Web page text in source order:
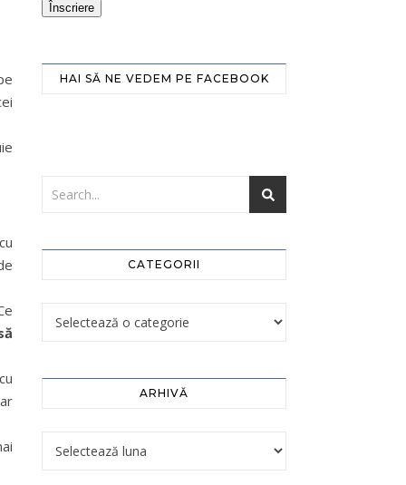
Înscriere
HAI SĂ NE VEDEM PE FACEBOOK
CATEGORII
ARHIVĂ